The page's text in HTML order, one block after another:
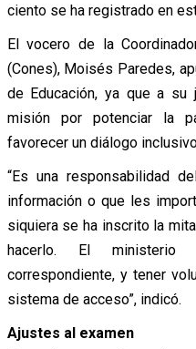
ciento se ha registrado en
El vocero de la
(Cones), Moisés Paredes,
de Educación, ya que a
misión por potenciar la
favorecer un diálogo
“Es una responsabilidad
información o que les
siquiera se ha inscrito la
hacerlo. El
correspondiente, y tener
sistema de acceso”, indicó.
Ajustes al examen